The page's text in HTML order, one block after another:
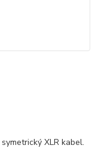
XLR kabel.